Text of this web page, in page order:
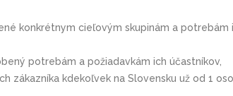
konkrétnym cieľovým skupinám a potrebám
potrebám a požiadavkám ich účastníkov,
zákazníka kdekoľvek na Slovensku už od 1